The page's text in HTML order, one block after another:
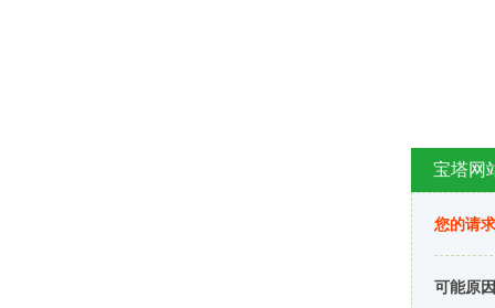
宝塔网
您的请
可能原